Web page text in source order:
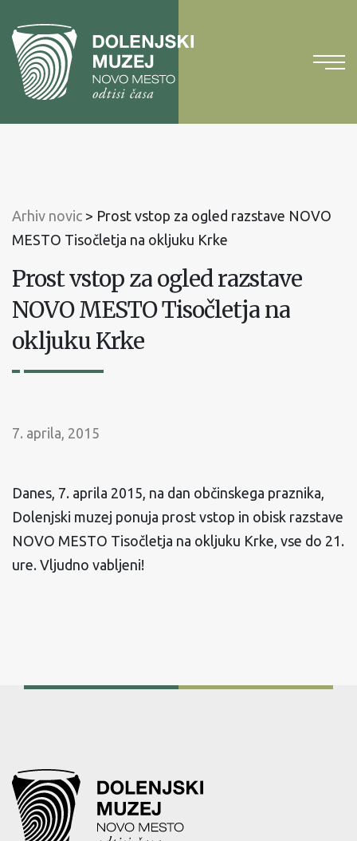
vsebinoNa
glavni
meni
Arhiv novic > Prost vstop za ogled razstave NOVO
MESTO Tisočletja na okljuku Krke
Prost vstop za ogled razstave
NOVO MESTO Tisočletja na
okljuku Krke
7. aprila, 2015
Danes, 7. aprila 2015, na dan občinskega praznika,
Dolenjski muzej ponuja prost vstop in obisk razstave
NOVO MESTO Tisočletja na okljuku Krke, vse do 21.
ure. Vljudno vabljeni!